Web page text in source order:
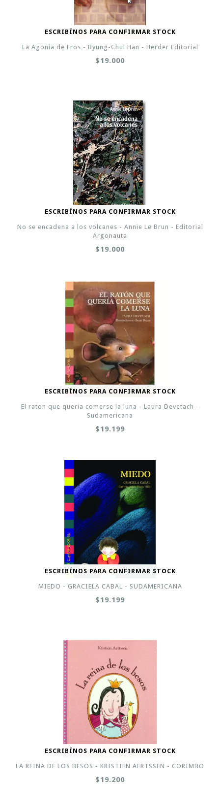
ESCRIBÍNOS PARA CONFIRMAR STOCK
La Agonia de Eros - Byung-Chul Han - Herder Editorial
$19.000
ESCRIBÍNOS PARA CONFIRMAR STOCK
No se encadena a los volcanes - Annie Le Brun - Editorial
Argonauta
$19.000
ESCRIBÍNOS PARA CONFIRMAR STOCK
El raton que queria comerse la luna - Laura Devetach -
Sudamericana
$19.199
ESCRIBÍNOS PARA CONFIRMAR STOCK
MIEDO - GRACIELA CABAL - SUDAMERICANA
$19.199
ESCRIBÍNOS PARA CONFIRMAR STOCK
LA REINA DE LOS BESOS - KRISTIEN AERTSSEN - CORIMBO
$19.200